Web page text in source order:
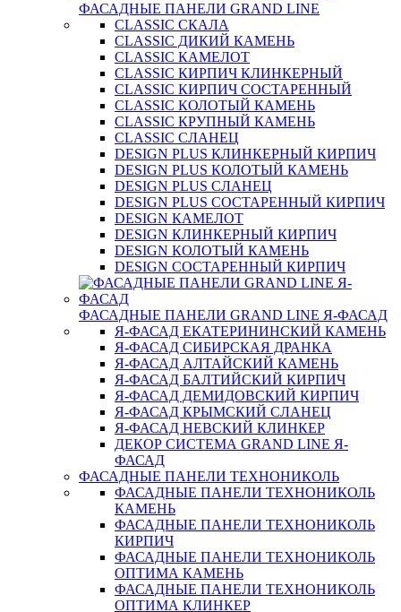
ФАСАДНЫЕ ПАНЕЛИ GRAND LINE
CLASSIC СКАЛА
CLASSIC ДИКИЙ КАМЕНЬ
CLASSIC КАМЕЛОТ
CLASSIC КИРПИЧ КЛИНКЕРНЫЙ
CLASSIC КИРПИЧ СОСТАРЕННЫЙ
CLASSIC КОЛОТЫЙ КАМЕНЬ
CLASSIC КРУПНЫЙ КАМЕНЬ
CLASSIC СЛАНЕЦ
DESIGN PLUS КЛИНКЕРНЫЙ КИРПИЧ
DESIGN PLUS КОЛОТЫЙ КАМЕНЬ
DESIGN PLUS СЛАНЕЦ
DESIGN PLUS СОСТАРЕННЫЙ КИРПИЧ
DESIGN КАМЕЛОТ
DESIGN КЛИНКЕРНЫЙ КИРПИЧ
DESIGN КОЛОТЫЙ КАМЕНЬ
DESIGN СОСТАРЕННЫЙ КИРПИЧ
ФАСАДНЫЕ ПАНЕЛИ GRAND LINE Я-ФАСАД
Я-ФАСАД ЕКАТЕРИНИНСКИЙ КАМЕНЬ
Я-ФАСАД СИБИРСКАЯ ДРАНКА
Я-ФАСАД АЛТАЙСКИЙ КАМЕНЬ
Я-ФАСАД БАЛТИЙСКИЙ КИРПИЧ
Я-ФАСАД ДЕМИДОВСКИЙ КИРПИЧ
Я-ФАСАД КРЫМСКИЙ СЛАНЕЦ
Я-ФАСАД НЕВСКИЙ КЛИНКЕР
ДЕКОР СИСТЕМА GRAND LINE Я-
ФАСАД
ФАСАДНЫЕ ПАНЕЛИ ТЕХНОНИКОЛЬ
ФАСАДНЫЕ ПАНЕЛИ ТЕХНОНИКОЛЬ
КАМЕНЬ
ФАСАДНЫЕ ПАНЕЛИ ТЕХНОНИКОЛЬ
КИРПИЧ
ФАСАДНЫЕ ПАНЕЛИ ТЕХНОНИКОЛЬ
ОПТИМА КАМЕНЬ
ФАСАДНЫЕ ПАНЕЛИ ТЕХНОНИКОЛЬ
ОПТИМА КЛИНКЕР